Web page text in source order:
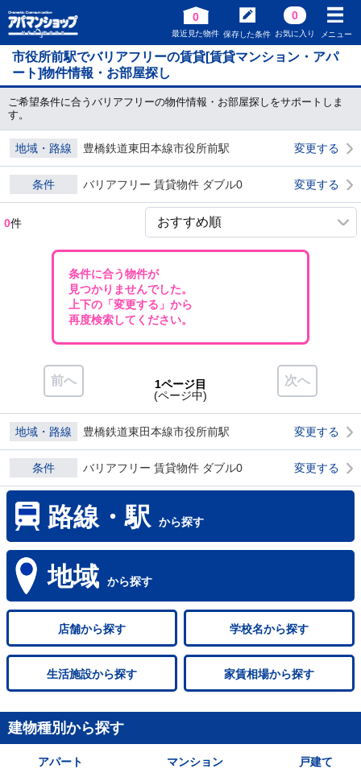
0
最近見た物件 保存した条件
0
お気に入り メニュー
市役所前駅でバリアフリーの賃貸[賃貸マンション・アパ
ート]物件情報・お部屋探し
ご希望条件に合うバリアフリーの物件情報・お部屋探しをサポートしま
す。
地域・路線 豊橋鉄道東田本線市役所前駅 変更する
条件 バリアフリー 賃貸物件 ダブル0 変更する
0件
条件に合う物件が
見つかりませんでした。
上下の「変更する」から
再度検索してください。
前へ 次へ
1ページ目
(ページ中)
地域・路線 豊橋鉄道東田本線市役所前駅 変更する
条件 バリアフリー 賃貸物件 ダブル0 変更する
路線・駅 から探す
地域 から探す
店舗から探す 学校名から探す
生活施設から探す 家賃相場から探す
建物種別から探す
アパート マンション 戸建て